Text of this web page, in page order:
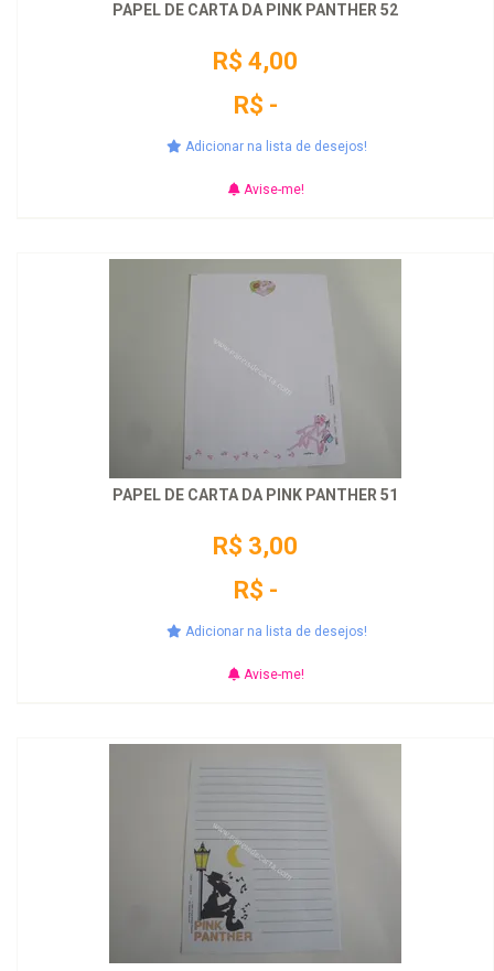
PAPEL DE CARTA DA PINK PANTHER 52
R$ 4,00
R$ -
Adicionar na lista de desejos!
Avise-me!
PAPEL DE CARTA DA PINK PANTHER 51
R$ 3,00
R$ -
Adicionar na lista de desejos!
Avise-me!